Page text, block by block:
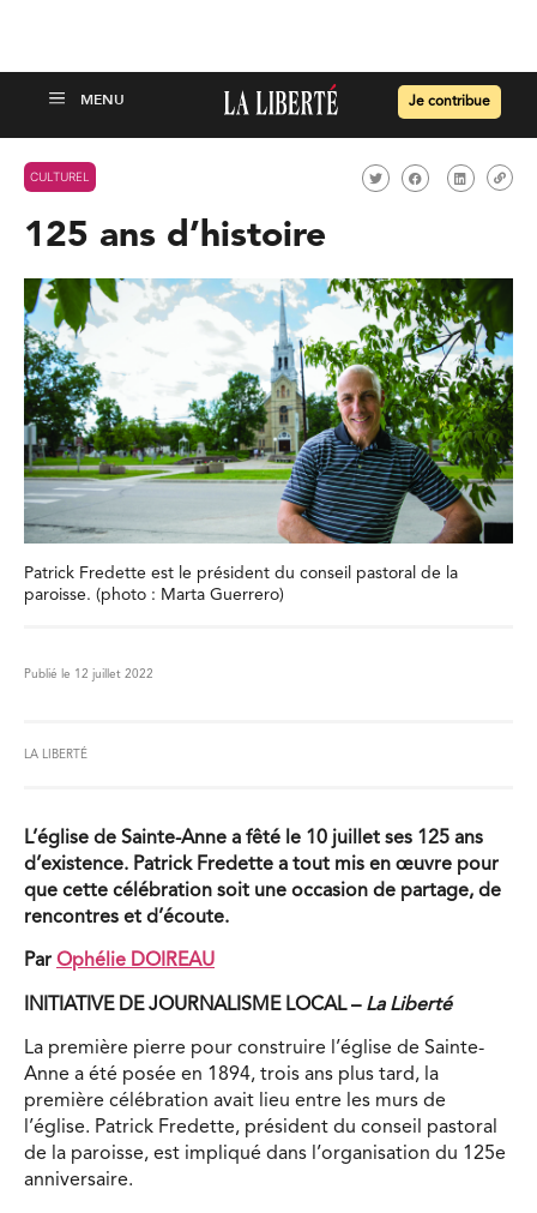
Je contribue
CULTUREL
125 ans d’histoire
Patrick Fredette est le président du conseil pastoral de la
paroisse. (photo : Marta Guerrero)
Publié le 12 juillet 2022
LA LIBERTÉ
L’église de Sainte-Anne a fêté le 10 juillet ses 125 ans
d’existence. Patrick Fredette a tout mis en œuvre pour
que cette célébration soit une occasion de partage, de
rencontres et d’écoute.
Par Ophélie DOIREAU
INITIATIVE DE JOURNALISME LOCAL – La Liberté
La première pierre pour construire l’église de Sainte-
Anne a été posée en 1894, trois ans plus tard, la
première célébration avait lieu entre les murs de
l’église. Patrick Fredette, président du conseil pastoral
de la paroisse, est impliqué dans l’organisation du 125e
anniversaire.